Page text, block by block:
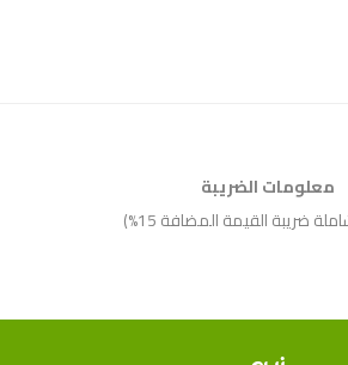
معلومات الضريبة
ضريبة القيمة المضافة 15%)